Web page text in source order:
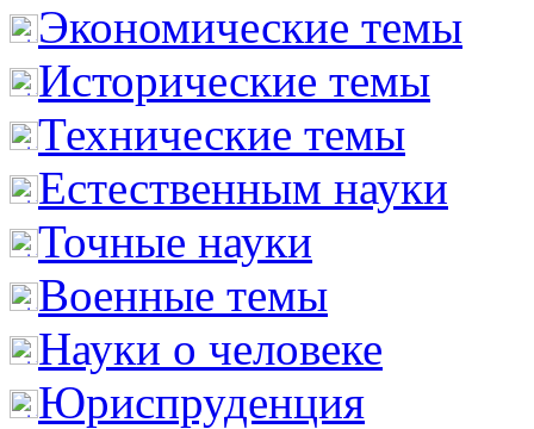
Экономические темы
Исторические темы
Технические темы
Естественным науки
Точные науки
Военные темы
Науки о человеке
Юриспруденция